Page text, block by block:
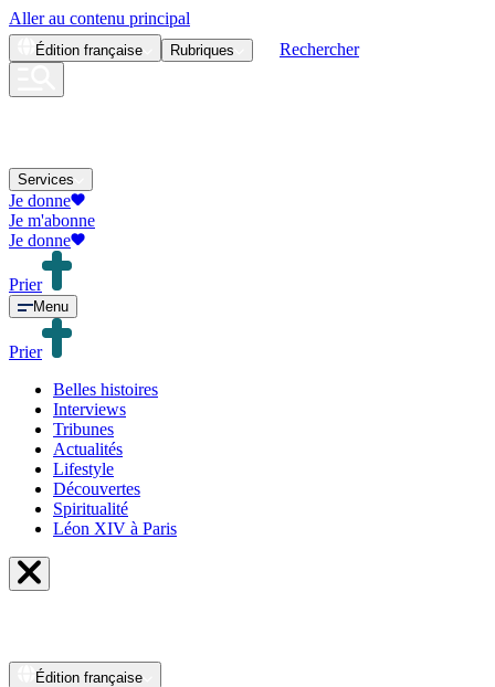
Aller au contenu principal
Édition française Rubriques Rechercher
Services
Je donne
Je m'abonne
Je donne
Prier
Menu
Prier
Belles histoires
Interviews
Tribunes
Actualités
Lifestyle
Découvertes
Spiritualité
Léon XIV à Paris
Édition française